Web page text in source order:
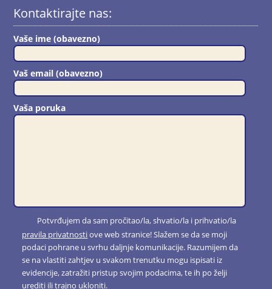
Kontaktirajte nas:
Vaše ime (obavezno)
Vaš email (obavezno)
Vaša poruka
Potvrđujem da sam pročitao/la, shvatio/la i prihvatio/la
pravila privatnostiove web stranice! Slažem se da se moji
podaci pohrane u svrhu daljnje komunikacije. Razumijem da
se na vlastiti zahtjev u svakom trenutku mogu ispisati iz
evidencije, zatražiti pristup svojim podacima, te ih po želji
urediti ili trajno ukloniti.